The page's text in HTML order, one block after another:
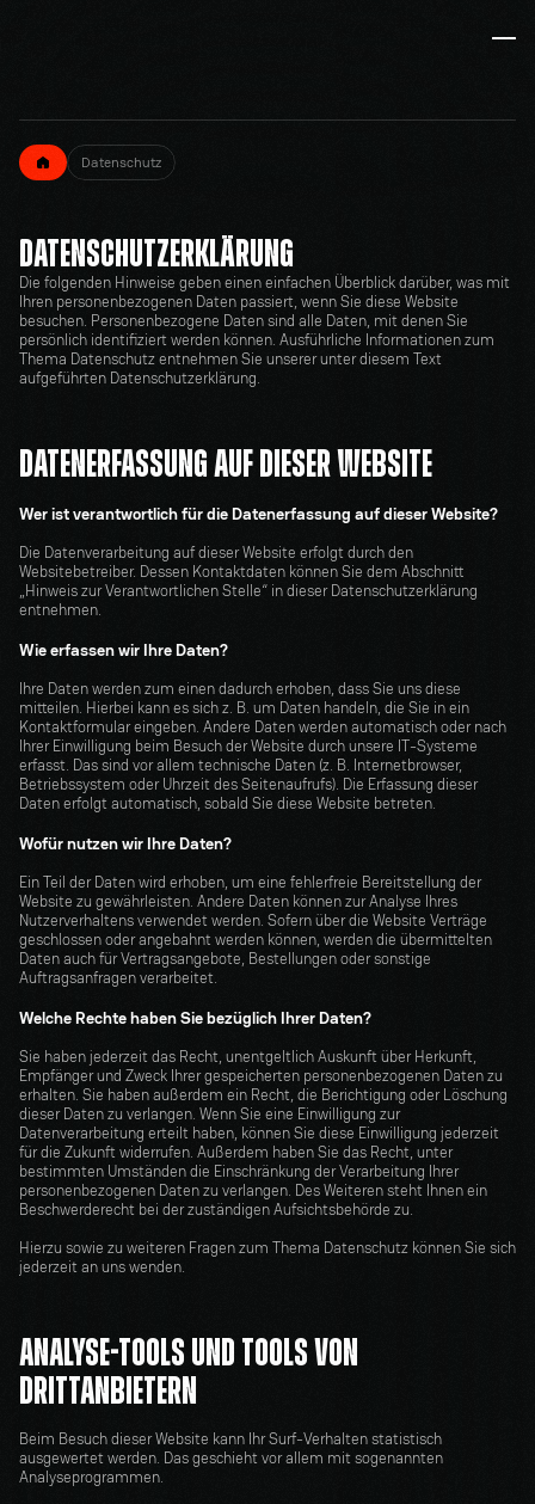
Datenschutz
DATENSCHUTZERKLÄRUNG
Die folgenden Hinweise geben einen einfachen Überblick darüber, was mit
Ihren personenbezogenen Daten passiert, wenn Sie diese Website
besuchen. Personenbezogene Daten sind alle Daten, mit denen Sie
persönlich identifiziert werden können. Ausführliche Informationen zum
Thema Datenschutz entnehmen Sie unserer unter diesem Text
aufgeführten Datenschutzerklärung.
DATENERFASSUNG AUF DIESER WEBSITE
Wer ist verantwortlich für die Datenerfassung auf dieser Website?
Die Datenverarbeitung auf dieser Website erfolgt durch den
Websitebetreiber. Dessen Kontaktdaten können Sie dem Abschnitt
„Hinweis zur Verantwortlichen Stelle“ in dieser Datenschutzerklärung
entnehmen.
Wie erfassen wir Ihre Daten?
Ihre Daten werden zum einen dadurch erhoben, dass Sie uns diese
mitteilen. Hierbei kann es sich z. B. um Daten handeln, die Sie in ein
Kontaktformular eingeben. Andere Daten werden automatisch oder nach
Ihrer Einwilligung beim Besuch der Website durch unsere IT-Systeme
erfasst. Das sind vor allem technische Daten (z. B. Internetbrowser,
Betriebssystem oder Uhrzeit des Seitenaufrufs). Die Erfassung dieser
Daten erfolgt automatisch, sobald Sie diese Website betreten.
Wofür nutzen wir Ihre Daten?
Ein Teil der Daten wird erhoben, um eine fehlerfreie Bereitstellung der
Website zu gewährleisten. Andere Daten können zur Analyse Ihres
Nutzerverhaltens verwendet werden. Sofern über die Website Verträge
geschlossen oder angebahnt werden können, werden die übermittelten
Daten auch für Vertragsangebote, Bestellungen oder sonstige
Auftragsanfragen verarbeitet.
Welche Rechte haben Sie bezüglich Ihrer Daten?
Sie haben jederzeit das Recht, unentgeltlich Auskunft über Herkunft,
Empfänger und Zweck Ihrer gespeicherten personenbezogenen Daten zu
erhalten. Sie haben außerdem ein Recht, die Berichtigung oder Löschung
dieser Daten zu verlangen. Wenn Sie eine Einwilligung zur
Datenverarbeitung erteilt haben, können Sie diese Einwilligung jederzeit
für die Zukunft widerrufen. Außerdem haben Sie das Recht, unter
bestimmten Umständen die Einschränkung der Verarbeitung Ihrer
personenbezogenen Daten zu verlangen. Des Weiteren steht Ihnen ein
Beschwerderecht bei der zuständigen Aufsichtsbehörde zu.
Hierzu sowie zu weiteren Fragen zum Thema Datenschutz können Sie sich
jederzeit an uns wenden.
ANALYSE-TOOLS UND TOOLS VON
DRITTANBIETERN
Beim Besuch dieser Website kann Ihr Surf-Verhalten statistisch
ausgewertet werden. Das geschieht vor allem mit sogenannten
Analyseprogrammen.